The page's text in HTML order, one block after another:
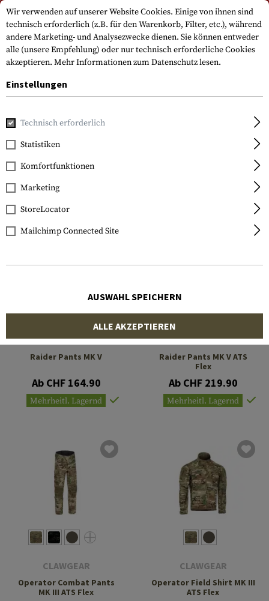
Bitte beachten Sie, dass die Lieferzeiten auf Grund eines Feiertags am
15.08.2026 abweichen können
CLAWGEAR
Raider Pants MK V
Ab CHF 164.90
Mehrheitl. Lagernd
CLAWGEAR
Raider Pants MK V ATS
Flex
Ab CHF 219.90
Mehrheitl. Lagernd
CLAWGEAR
Operator Combat Pants
MK III ATS Flex
CLAWGEAR
Operator Field Shirt MK III
ATS Flex
Wir verwenden auf unserer Website Cookies. Einige von ihnen sind
technisch erforderlich (z.B. für den Warenkorb, Filter, etc.), während
andere Marketing- und Analysezwecke dienen. Sie können entweder
alle (unsere Empfehlung) oder nur technisch erforderliche Cookies
akzeptieren. Mehr Informationen zum Datenschutz lesen.
Einstellungen
Technisch erforderlich
Statistiken
Komfortfunktionen
Marketing
StoreLocator
Mailchimp Connected Site
AUSWAHL SPEICHERN
ALLE AKZEPTIEREN